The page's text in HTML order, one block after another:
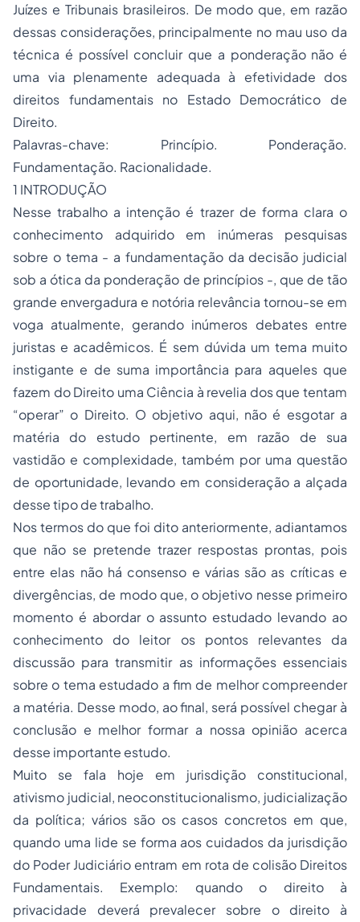
Juízes e Tribunais brasileiros. De modo que, em razão
dessas considerações, principalmente no mau uso da
técnica é possível concluir que a ponderação não é
uma via plenamente adequada à efetividade dos
direitos fundamentais no Estado Democrático de
Direito.
Palavras-chave: Princípio. Ponderação.
Fundamentação. Racionalidade.
1 INTRODUÇÃO
Nesse trabalho a intenção é trazer de forma clara o
conhecimento adquirido em inúmeras pesquisas
sobre o tema - a fundamentação da decisão judicial
sob a ótica da ponderação de princípios -, que de tão
grande envergadura e notória relevância tornou-se em
voga atualmente, gerando inúmeros debates entre
juristas e acadêmicos. É sem dúvida um tema muito
instigante e de suma importância para aqueles que
fazem do Direito uma Ciência à revelia dos que tentam
“operar” o Direito. O objetivo aqui, não é esgotar a
matéria do estudo pertinente, em razão de sua
vastidão e complexidade, também por uma questão
de oportunidade, levando em consideração a alçada
desse tipo de trabalho.
Nos termos do que foi dito anteriormente, adiantamos
que não se pretende trazer respostas prontas, pois
entre elas não há consenso e várias são as críticas e
divergências, de modo que, o objetivo nesse primeiro
momento é abordar o assunto estudado levando ao
conhecimento do leitor os pontos relevantes da
discussão para transmitir as informações essenciais
sobre o tema estudado a fim de melhor compreender
a matéria. Desse modo, ao final, será possível chegar à
conclusão e melhor formar a nossa opinião acerca
desse importante estudo.
Muito se fala hoje em jurisdição constitucional,
ativismo judicial, neoconstitucionalismo, judicialização
da política; vários são os casos concretos em que,
quando uma lide se forma aos cuidados da jurisdição
do Poder Judiciário entram em rota de colisão Direitos
Fundamentais. Exemplo: quando o direito à
privacidade deverá prevalecer sobre o direito à